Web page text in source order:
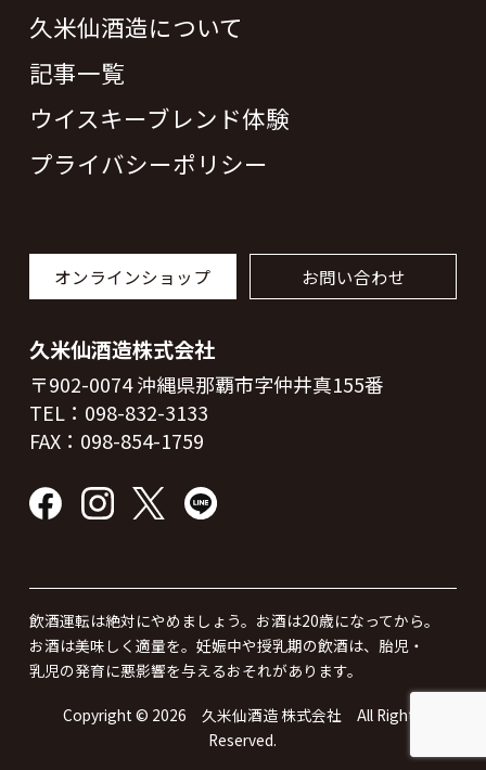
久米仙酒造について
記事一覧
ウイスキーブレンド体験
プライバシーポリシー
久米仙酒造株式会社
〒902-0074 沖縄県那覇市字仲井真155番
TEL： 098-832-3133
FAX：098-854-1759
オンラインショップ お問い合わせ
飲酒運転は絶対にやめましょう。お酒は20歳になってから。
お酒は美味しく適量を。 妊娠中や授乳期の飲酒は、胎児・
乳児の発育に悪影響を与えるおそれがあります。
Copyright © 2026 久米仙酒造 株式会社 All Rights
Reserved.